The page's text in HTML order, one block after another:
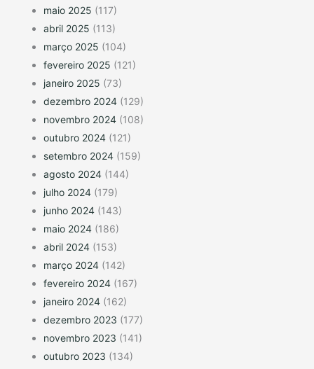
maio 2025 (117)
abril 2025 (113)
março 2025 (104)
fevereiro 2025 (121)
janeiro 2025 (73)
dezembro 2024 (129)
novembro 2024 (108)
outubro 2024 (121)
setembro 2024 (159)
agosto 2024 (144)
julho 2024 (179)
junho 2024 (143)
maio 2024 (186)
abril 2024 (153)
março 2024 (142)
fevereiro 2024 (167)
janeiro 2024 (162)
dezembro 2023 (177)
novembro 2023 (141)
outubro 2023 (134)